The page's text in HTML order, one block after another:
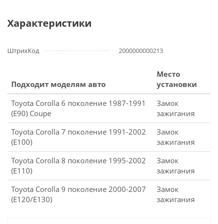
Характеристики
ШтрихКод 2000000000213
Подходит моделям авто
Место
установки
Toyota Corolla 6 поколение 1987-1991
(E90) Coupe
Замок
зажигания
Toyota Corolla 7 поколение 1991-2002
(Е100)
Замок
зажигания
Toyota Corolla 8 поколение 1995-2002
(Е110)
Замок
зажигания
Toyota Corolla 9 поколение 2000-2007
(E120/E130)
Замок
зажигания